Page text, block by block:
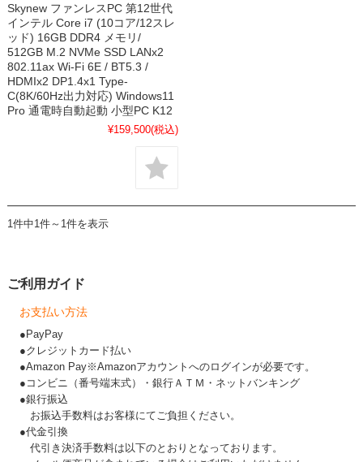
Skynew ファンレスPC 第12世代
インテル Core i7 (10コア/12スレ
ッド) 16GB DDR4 メモリ/
512GB M.2 NVMe SSD LANx2
802.11ax Wi-Fi 6E / BT5.3 /
HDMIx2 DP1.4x1 Type-
C(8K/60Hz出力対応) Windows11
Pro 通電時自動起動 小型PC K12
¥159,500(税込)
1件中1件～1件を表示
ご利用ガイド
お支払い方法
●PayPay
●クレジットカード払い
●Amazon Pay※Amazonアカウントへのログインが必要です。
●コンビニ（番号端末式）・銀行ＡＴＭ・ネットバンキング
●銀行振込
お振込手数料はお客様にてご負担ください。
●代金引換
代引き決済手数料は以下のとおりとなっております。